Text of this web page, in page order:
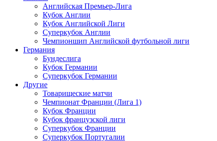
Английская Премьер-Лига
Кубок Англии
Кубок Английской Лиги
Суперкубок Англии
Чемпионшип Английской футбольной лиги
Германия
Бундеслига
Кубок Германии
Суперкубок Германии
Другие
Товарищеские матчи
Чемпионат Франции (Лига 1)
Кубок Франции
Кубок французской лиги
Суперкубок Франции
Суперкубок Португалии